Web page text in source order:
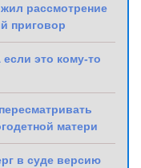
рассмотрение
приговор
это кому-то
матери
в суде версию